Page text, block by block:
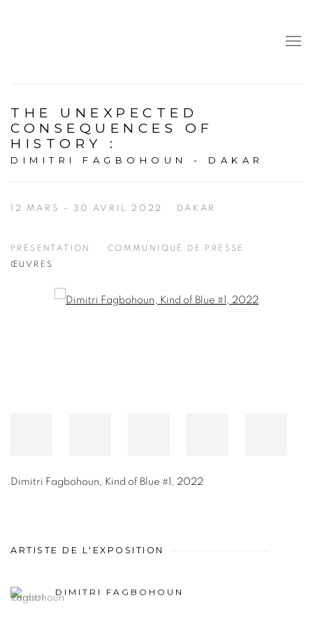
THE UNEXPECTED
CONSEQUENCES OF
HISTORY :
DIMITRI FAGBOHOUN - DAKAR
12 MARS - 30 AVRIL 2022 DAKAR
PRÉSENTATION
COMMUNIQUÉ DE PRESSE
ŒUVRES
Open a larger version of the following image in a popup:
Dimitri Fagbohoun Kind of Blue #1 2022
ARTISTE DE L'EXPOSITION
DIMITRI FAGBOHOUN